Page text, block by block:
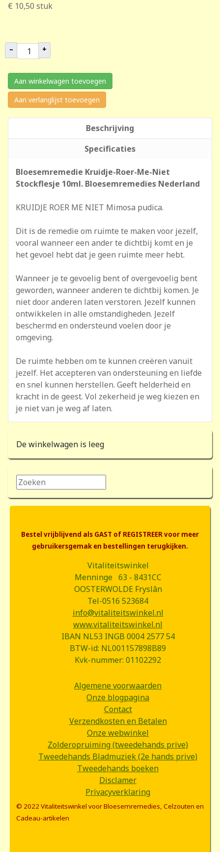
€ 10,50 stuk
– +
Aan winkelwagen toevoegen
Aan verlanglijst toevoegen
Beschrijving
Specificaties
Bloesemremedie Kruidje-Roer-Me-Niet
Stockflesje 10ml. Bloesemremedies Nederland
KRUIDJE ROER ME NIET Mimosa pudica.
Dit is de remedie om ruimte te maken voor jezelf,
vooral wanneer een ander te dichtbij komt en je
het gevoel hebt dat je geen ruimte meer hebt.
Wanneer je te gevoelig bent of overgevoelig bent
geworden, wanneer anderen te dichtbij komen. Je
niet door anderen laten verstoren. Jezelf kunnen
ontwikkelen in alle omstandigheden. Jezelf
beschermd en ondersteund voelen door je
omgeving.
De ruimte hebben om te kunnen creëren vanuit
jezelf. Het accepteren van ondersteuning en liefde
en snel kunnen herstellen. Geeft helderheid en
kracht in de geest. Vol zekerheid je weg kiezen en
je niet van je weg af laten.
De winkelwagen is leeg
Zoeken...
Bestel vrijblijvend als GAST of REGISTREER voor meer
gebruikersgemak en bestellingen terugkijken.
Vitaliteitswinkel
Menninge 63 - 8431CC
OOSTERWOLDE Fryslân
Tel-0516 523684
info@vitaliteitswinkel.nl
www.vitaliteitswinkel.nl
IBAN NL53 INGB 0004 2577 54
BTW-id: NL001157898B89
Kvk-nummer: 01102292
Algemene voorwaarden
Onze blogpagina
Contact
Verzendkosten en Betalen
Onze webwinkel
Zolderopruiming (tweedehands prive)
Tweedehands Bladmuziek (2e hands prive)
Tweedehands boeken
Disclamer
Privacyverklaring
© 2022 Vitaliteitswinkel voor Bloesemremedies, Celzouten en
Cadeau-artikelen